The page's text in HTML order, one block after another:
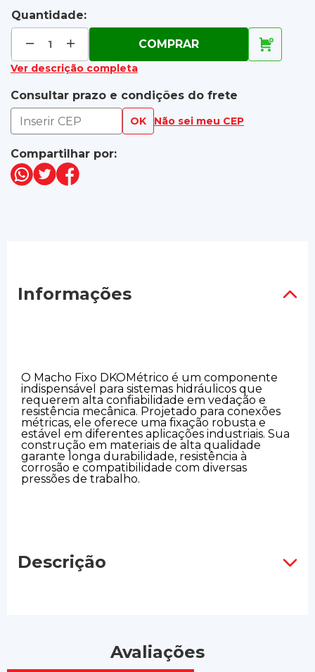
Quantidade:
COMPRAR
Ver descrição completa
Consultar prazo e condições do frete
OK Não sei meu CEP
Compartilhar por:
Informações
O Macho Fixo DKOMétrico é um componente
indispensável para sistemas hidráulicos que
requerem alta confiabilidade em vedação e
resistência mecânica. Projetado para conexões
métricas, ele oferece uma fixação robusta e
estável em diferentes aplicações industriais. Sua
construção em materiais de alta qualidade
garante longa durabilidade, resistência à
corrosão e compatibilidade com diversas
pressões de trabalho.
Descrição
Avaliações